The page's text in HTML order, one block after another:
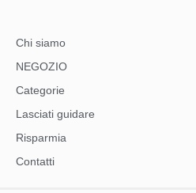
Chi siamo
NEGOZIO
Categorie
Lasciati guidare
Risparmia
Contatti